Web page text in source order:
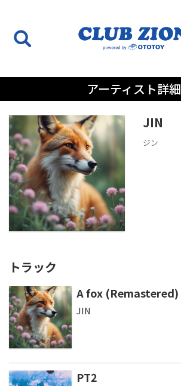
アーティスト詳細
JIN
ジン
トラック
A fox (Remastered)
JIN
PT2